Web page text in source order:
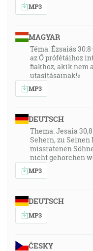
MP3
MAGYAR
Téma: Ézsaiás
az Ő prófétáihoz
fiakhoz, akik nem
utasításainak!«
MP3
DEUTSCH
Thema: Jesaia
Sehern, zu
missratenen
nicht gehorchen
MP3
DEUTSCH
MP3
ČESKY